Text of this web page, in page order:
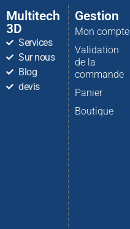
Multitech
3D
Services
Sur nous
Blog
devis
Gestion
Mon compte
Validation
de la
commande
Panier
Boutique